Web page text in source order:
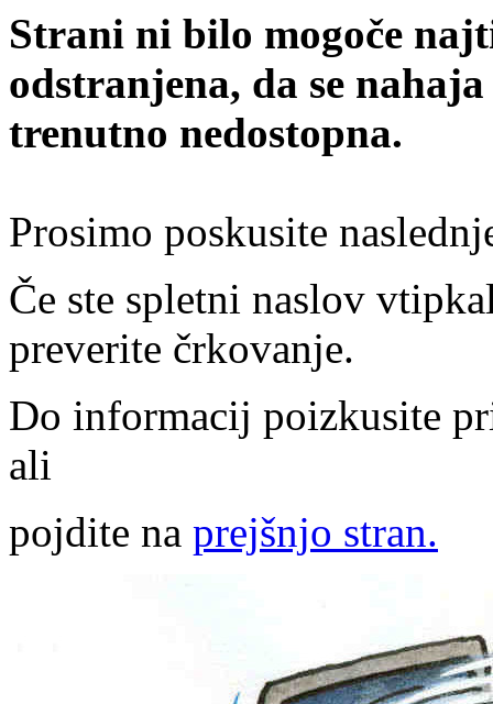
Strani ni bilo mogoče
odstranjena, da se
trenutno nedostopna.
Prosimo poskusite
Če ste spletni naslov
preverite črkovanje.
Do informacij poizkusite
ali
pojdite na prejšnjo stran.